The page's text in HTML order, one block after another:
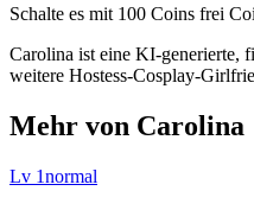
Schalte es mit 100 Coins frei
Carolina ist eine KI-generierte,
weitere Hostess-Cosplay-
Mehr von Carolina
Lv 1normal